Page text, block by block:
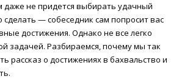
даже не придется выбирать удачный
сделать — собеседник сам попросит вас
достижения. Однако не все легко
задачей. Разбираемся, почему мы так
рассказ о достижениях в бахвальство и